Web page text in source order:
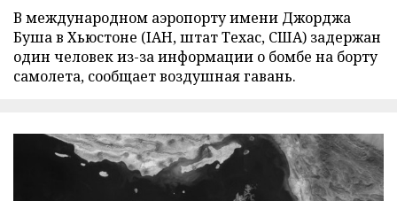
В международном аэропорту имени Джорджа
Буша в Хьюстоне (IAH, штат Техас, США) задержан
один человек из-за информации о бомбе на борту
самолета, сообщает воздушная гавань.